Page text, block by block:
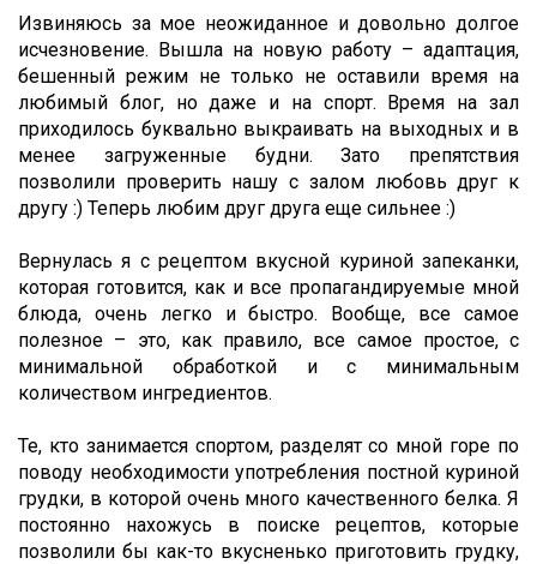
Извиняюсь за мое неожиданное и довольно долгое
исчезновение. Вышла на новую работу – адаптация,
бешенный режим не только не оставили время на
любимый блог, но даже и на спорт. Время на зал
приходилось буквально выкраивать на выходных и в
менее загруженные будни. Зато препятствия
позволили проверить нашу с залом любовь друг к
другу :) Теперь любим друг друга еще сильнее :)
Вернулась я с рецептом вкусной куриной запеканки,
которая готовится, как и все пропагандируемые мной
блюда, очень легко и быстро. Вообще, все самое
полезное – это, как правило, все самое простое, с
минимальной обработкой и с минимальным
количеством ингредиентов.
Те, кто занимается спортом, разделят со мной горе по
поводу необходимости употребления постной куриной
грудки, в которой очень много качественного белка. Я
постоянно нахожусь в поиске рецептов, которые
позволили бы как-то вкусненько приготовить грудку,